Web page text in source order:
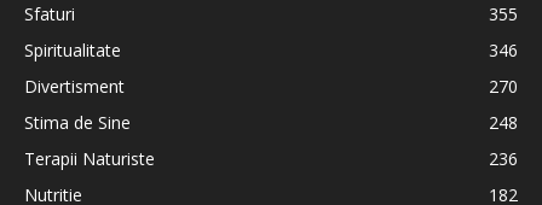
Sfaturi
355
Spiritualitate
346
Divertisment
270
Stima de Sine
248
Terapii Naturiste
236
Nutritie
182